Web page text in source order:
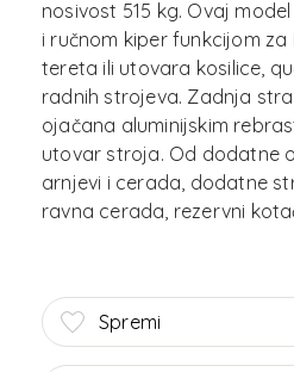
nosivost 515 kg. Ovaj
i ručnom kiper funkcijom
tereta ili utovara kosilice,
radnih strojeva. Zadnja
ojačana aluminijskim
utovar stroja. Od dodatne
arnjevi i cerada, dodatne
Spremi